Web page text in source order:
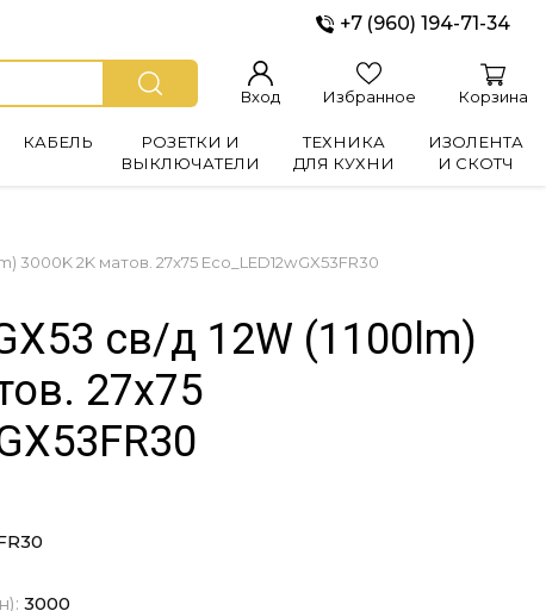
+7 (960) 194-71-34
Вход Избранное Корзина
КАБЕЛЬ
РОЗЕТКИ И
ВЫКЛЮЧАТЕЛИ
ТЕХНИКА
ДЛЯ КУХНИ
ИЗОЛЕНТА
И СКОТЧ
2K матов. 27x75 Eco_LED12wGX53FR30
св/д 12W (1100lm)
27x75
3000